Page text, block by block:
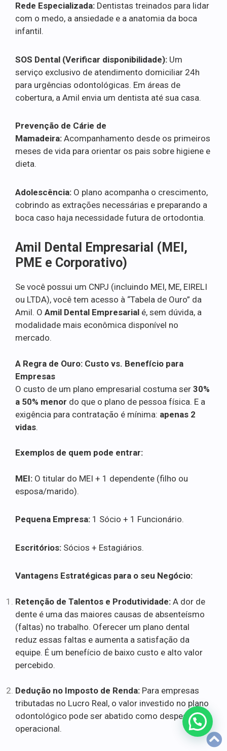
Rede Especializada: Dentistas treinados para lidar
com o medo, a ansiedade e a anatomia da boca
infantil.
SOS Dental (Verificar disponibilidade): Um
serviço exclusivo de atendimento domiciliar 24h
para urgências odontológicas. Em áreas de
cobertura, a Amil envia um dentista até sua casa.
Prevenção de Cárie de
Mamadeira: Acompanhamento desde os primeiros
meses de vida para orientar os pais sobre higiene e
dieta.
Adolescência: O plano acompanha o crescimento,
cobrindo as extrações necessárias e preparando a
boca caso haja necessidade futura de ortodontia.
Amil Dental Empresarial (MEI,
PME e Corporativo)
Se você possui um CNPJ (incluindo MEI, ME, EIRELI
ou LTDA), você tem acesso à “Tabela de Ouro” da
Amil. O Amil Dental Empresarial é, sem dúvida, a
modalidade mais econômica disponível no
mercado.
A Regra de Ouro: Custo vs. Benefício para
Empresas
O custo de um plano empresarial costuma ser 30%
a 50% menor do que o plano de pessoa física. E a
exigência para contratação é mínima: apenas 2
vidas.
Exemplos de quem pode entrar:
MEI: O titular do MEI + 1 dependente (filho ou
esposa/marido).
Pequena Empresa: 1 Sócio + 1 Funcionário.
Escritórios: Sócios + Estagiários.
Vantagens Estratégicas para o seu Negócio:
Retenção de Talentos e Produtividade: A dor de
dente é uma das maiores causas de absenteísmo
(faltas) no trabalho. Oferecer um plano dental
reduz essas faltas e aumenta a satisfação da
equipe. É um benefício de baixo custo e alto valor
percebido.
Dedução no Imposto de Renda: Para empresas
tributadas no Lucro Real, o valor investido no plano
odontológico pode ser abatido como despesa
operacional.